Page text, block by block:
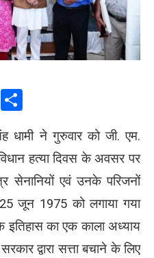
Messenger
धामी ने गुरुवार को जी. एम.
हत्या दिवस के अवसर पर
सेनानियों एवं उनके परिजनों
जून 1975 को लगाया गया
का एक काला अध्याय
द्वारा सत्ता बचाने के लिए